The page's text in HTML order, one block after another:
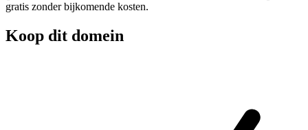
gratis zonder bijkomende kosten.
Koop dit domein